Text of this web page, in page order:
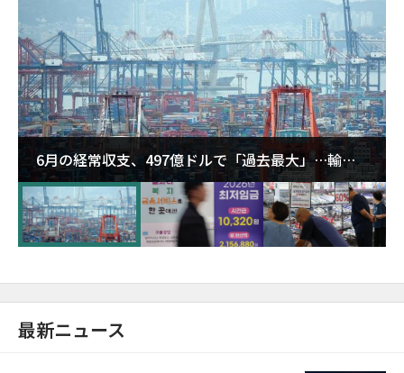
6月の経常収支、497億ドルで「過去最大」…輸出
が初の1000億ドル突破
最新ニュース